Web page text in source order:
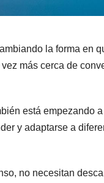
la forma en
más cerca de
está empezando a
y adaptarse a
no necesitan